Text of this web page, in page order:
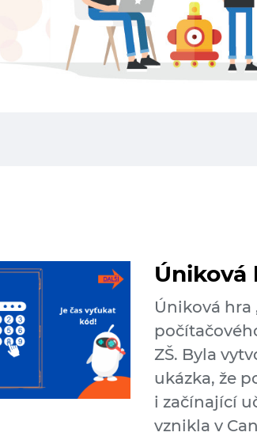
Úniková
Úniková
ZŠ. Byla
ukázka, že
i začínající
vznikla v